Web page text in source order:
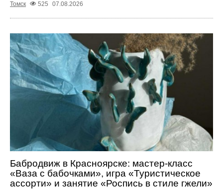
Томск
525 07.08.2026
Бабродвиж в Красноярске: мастер-класс
«Ваза с бабочками», игра «Туристическое
ассорти» и занятие «Роспись в стиле гжели»